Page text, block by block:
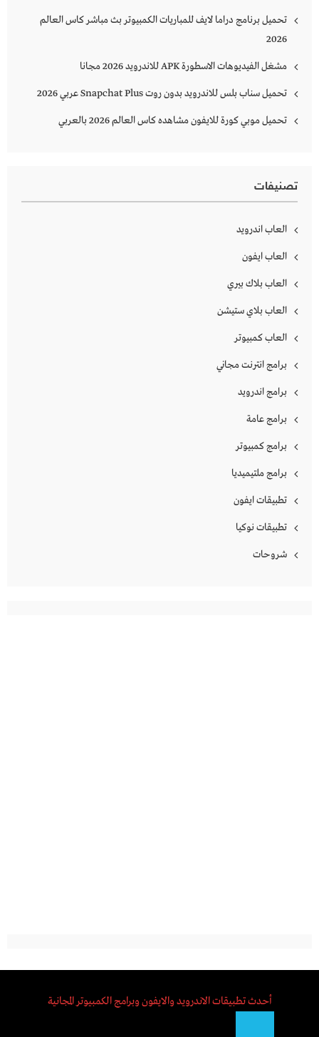
تحميل برنامج دراما لايف للمباريات الكمبيوتر بث مباشر كاس العالم
2026
مشغل الفيديوهات الاسطورة APK للاندرويد 2026 مجانا
تحميل سناب بلس للاندرويد بدون روت Snapchat Plus‏ عربي 2026
تحميل موبي كورة للايفون مشاهده كاس العالم 2026 بالعربي
تصنيفات
العاب اندرويد
العاب ايفون
العاب بلاك بيري
العاب بلاي ستيشن
العاب كمبيوتر
برامج انترنت مجاني
برامج اندرويد
برامج عامة
برامج كمبيوتر
برامج ملتيميديا
تطبيقات ايفون
تطبيقات نوكيا
شروحات
أحدث تطبيقات الاندرويد والايفون وبرامج الكمبيوتر المجانية